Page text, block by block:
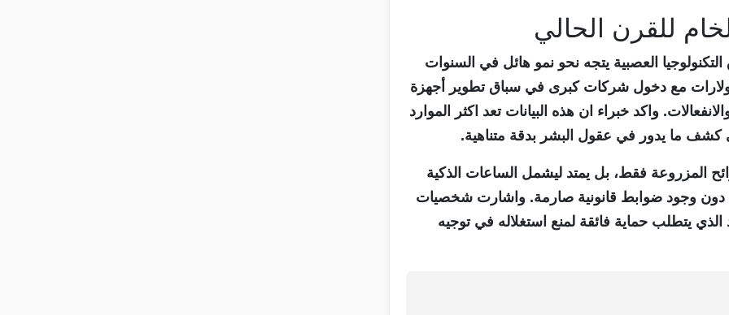
للقرن الحالي
العصبية يتجه نحو نمو هائل في السنوات
مع دخول شركات كبرى في سباق تطوير أجهزة
واكد خبراء ان هذه البيانات تعد اكثر الموارد
كشف ما يدور في عقول البشر بدقة متناهية.
المزروعة فقط، بل يمتد ليشمل الساعات الذكية
دون وجود ضوابط قانونية صارمة. واشارت شخصيات
الذي يتطلب حماية فائقة لمنع استغلاله في توجيه